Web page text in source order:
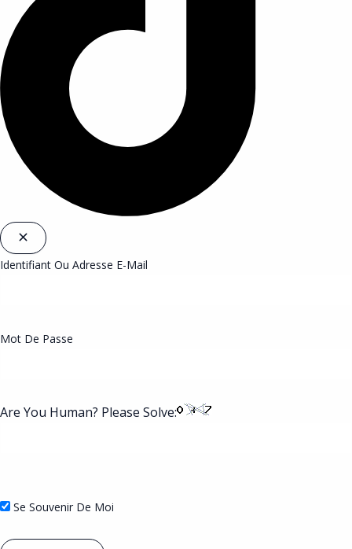
Identifiant Ou Adresse E-Mail
Mot De Passe
Are You Human? Please Solve:
Se Souvenir De Moi